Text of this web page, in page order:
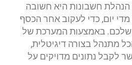
הנהלת חשבונות היא חשובה
יום, כדי לעקוב אחר הכסף
שלכם. באמצעות המערכת של
מתנהל בצורה דיגיטלית,
לקבל נתונים מדויקים על